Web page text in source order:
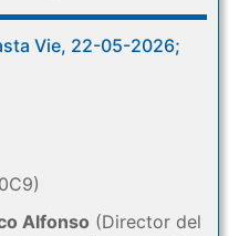
Vie, 22-05-2026;
Alfonso (Director del